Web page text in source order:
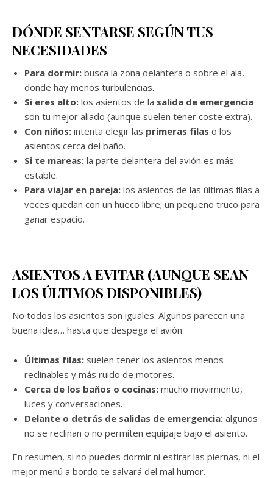
DÓNDE SENTARSE SEGÚN TUS
NECESIDADES
Para dormir: busca la zona delantera o sobre el ala,
donde hay menos turbulencias.
Si eres alto: los asientos de la salida de emergencia
son tu mejor aliado (aunque suelen tener coste extra).
Con niños: intenta elegir las primeras filas o los
asientos cerca del baño.
Si te mareas: la parte delantera del avión es más
estable.
Para viajar en pareja: los asientos de las últimas filas a
veces quedan con un hueco libre; un pequeño truco para
ganar espacio.
ASIENTOS A EVITAR (AUNQUE SEAN
LOS ÚLTIMOS DISPONIBLES)
No todos los asientos son iguales. Algunos parecen una
buena idea… hasta que despega el avión:
Últimas filas: suelen tener los asientos menos
reclinables y más ruido de motores.
Cerca de los baños o cocinas: mucho movimiento,
luces y conversaciones.
Delante o detrás de salidas de emergencia: algunos
no se reclinan o no permiten equipaje bajo el asiento.
En resumen, si no puedes dormir ni estirar las piernas, ni el
mejor menú a bordo te salvará del mal humor.